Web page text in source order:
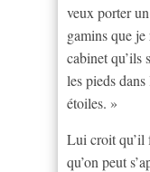
veux porter
gamins que
cabinet qu’ils
les pieds
étoiles. »
Lui croit qu’il
qu’on peut